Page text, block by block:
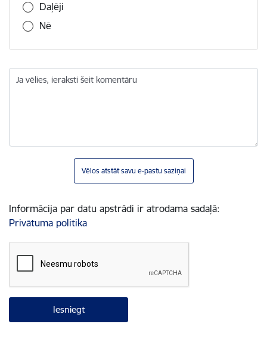
Daļēji
Nē
Ja vēlies, ieraksti šeit komentāru
Vēlos atstāt savu e-pastu saziņai
Informācija par datu apstrādi ir atrodama sadaļā:
Privātuma politika